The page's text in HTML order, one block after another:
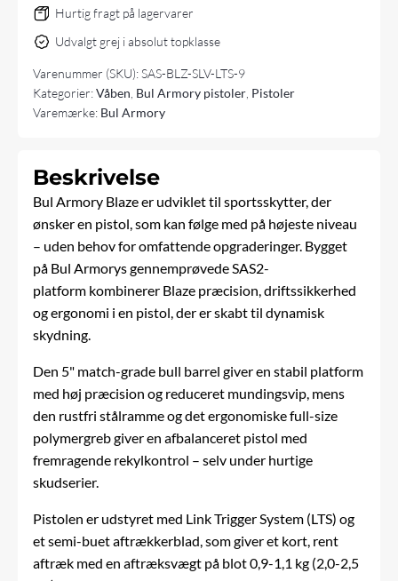
-
Silver
-
LTS
9MM
antal
Hurtig fragt på lagervarer
Udvalgt grej i absolut topklasse
Varenummer (SKU):SAS-BLZ-SLV-LTS-9
Kategorier:Våben Bul Armory pistoler Pistoler
Varemærke: Bul Armory
Beskrivelse
Bul Armory Blaze er udviklet til sportsskytter, der
ønsker en pistol, som kan følge med på højeste niveau
– uden behov for omfattende opgraderinger. Bygget
på Bul Armorys gennemprøvede SAS2-
platform kombinerer Blaze præcision, driftssikkerhed
og ergonomi i en pistol, der er skabt til dynamisk
skydning.
Den 5" match-grade bull barrel giver en stabil platform
med høj præcision og reduceret mundingsvip, mens
den rustfri stålramme og det ergonomiske full-size
polymergreb giver en afbalanceret pistol med
fremragende rekylkontrol – selv under hurtige
skudserier.
Pistolen er udstyret med Link Trigger System (LTS) og
et semi-buet aftrækkerblad, som giver et kort, rent
aftræk med en aftræksvægt på blot 0,9-1,1 kg (2,0-2,5